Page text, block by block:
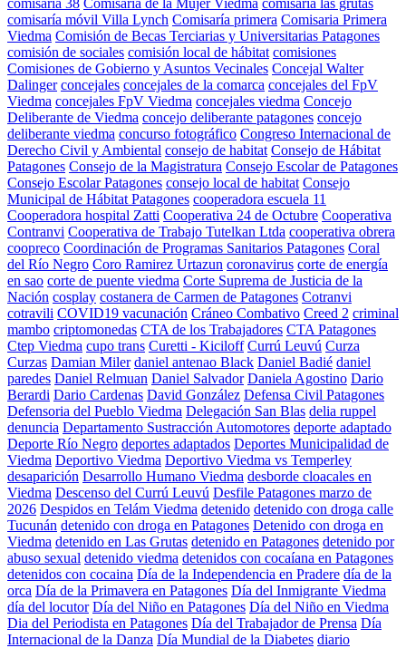
comisaria 38 Comisaría de la Mujer Viedma comisaria las grutas
comisaría móvil Villa Lynch Comisaría primera Comisaria Primera
Viedma Comisión de Becas Terciarias y Universitarias Patagones
comisión de sociales comisión local de hábitat comisiones
Comisiones de Gobierno y Asuntos Vecinales Concejal Walter
Dalinger concejales concejales de la comarca concejales del FpV
Viedma concejales FpV Viedma concejales viedma Concejo
Deliberante de Viedma concejo deliberante patagones concejo
deliberante viedma concurso fotográfico Congreso Internacional de
Derecho Civil y Ambiental consejo de habitat Consejo de Hábitat
Patagones Consejo de la Magistratura Consejo Escolar de Patagones
Consejo Escolar Patagones consejo local de habitat Consejo
Municipal de Hábitat Patagones cooperadora escuela 11
Cooperadora hospital Zatti Cooperativa 24 de Octubre Cooperativa
Contranvi Cooperativa de Trabajo Tutelkan Ltda cooperativa obrera
coopreco Coordinación de Programas Sanitarios Patagones Coral
del Río Negro Coro Ramirez Urtazun coronavirus corte de energía
en sao corte de puente viedma Corte Suprema de Justicia de la
Nación cosplay costanera de Carmen de Patagones Cotranvi
cotravili COVID19 vacunación Cráneo Combativo Creed 2 criminal
mambo criptomonedas CTA de los Trabajadores CTA Patagones
Ctep Viedma cupo trans Curetti - Kiciloff Currú Leuvú Curza
Curzas Damian Miler daniel antenao Black Daniel Badié daniel
paredes Daniel Relmuan Daniel Salvador Daniela Agostino Dario
Berardi Dario Cardenas David González Defensa Civil Patagones
Defensoria del Pueblo Viedma Delegación San Blas delia ruppel
denuncia Departamento Sustracción Automotores deporte adaptado
Deporte Río Negro deportes adaptados Deportes Municipalidad de
Viedma Deportivo Viedma Deportivo Viedma vs Temperley
desaparición Desarrollo Humano Viedma desborde cloacales en
Viedma Descenso del Currú Leuvú Desfile Patagones marzo de
2026 Despidos en Telám Viedma detenido detenido con droga calle
Tucunán detenido con droga en Patagones Detenido con droga en
Viedma detenido en Las Grutas detenido en Patagones detenido por
abuso sexual detenido viedma detenidos con cocaíana en Patagones
detenidos con cocaina Día de la Independencia en Pradere día de la
orca Día de la Primavera en Patagones Día del Inmigrante Viedma
día del locutor Día del Niño en Patagones Día del Niño en Viedma
Dia del Periodista en Patagones Día del Trabajador de Prensa Día
Internacional de la Danza Día Mundial de la Diabetes diario